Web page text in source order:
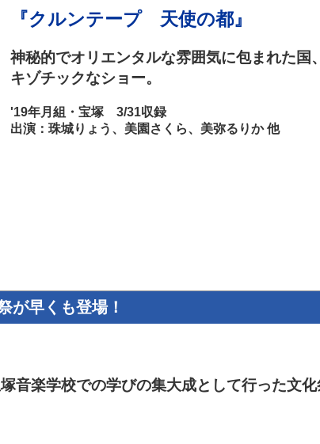
『クルンテープ 天使の都』
神秘的でオリエンタルな雰囲気に包まれた国
キゾチックなショー。
'19年月組・宝塚 3/31収録
出演：珠城りょう、美園さくら、美弥るりか 他
が早くも登場！
音楽学校での学びの集大成として行った文